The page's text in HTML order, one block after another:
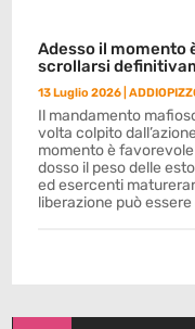
Adesso il momento
scrollarsi
13 Luglio 2026 |
Il mandamento
volta colpito
momento è
dosso il peso delle
ed esercenti
liberazione può